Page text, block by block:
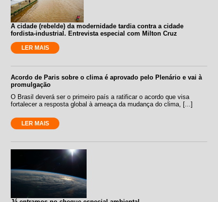
A cidade (rebelde) da modernidade tardia contra a cidade
fordista-industrial. Entrevista especial com Milton Cruz
LER MAIS
Acordo de Paris sobre o clima é aprovado pelo Plenário e vai à
promulgação
O Brasil deverá ser o primeiro país a ratificar o acordo que visa
fortalecer a resposta global à ameaça da mudança do clima, [...]
LER MAIS